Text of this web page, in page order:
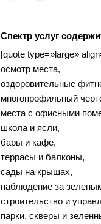
Спектр услуг
[quote type=»large»
осмотр места,
оздоровительные
многопрофильный
места с офисными
школа и ясли,
бары и кафе,
террасы и балконы,
сады на крышах,
наблюдение за
строительство и
парки, скверы и